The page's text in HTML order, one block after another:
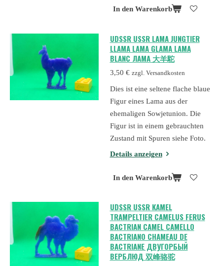
In den Warenkorb
UDSSR USSR LAMA JUNGTIER
LLAMA LAMA GLAMA LAMA
BLANC ЛАМА 大羊駝
3,50 € zzgl. Versandkosten
Dies ist eine seltene flache blaue
Figur eines Lama aus der
ehemaligen Sowjetunion. Die
Figur ist in einem gebrauchten
Zustand mit Spuren siehe Foto.
Details anzeigen
In den Warenkorb
UDSSR USSR KAMEL
TRAMPELTIER CAMELUS FERUS
BACTRIAN CAMEL CAMELLO
BACTRIANO CHAMEAU DE
BACTRIANE ДВУГОРБЫЙ
ВЕРБЛЮД 双峰骆驼